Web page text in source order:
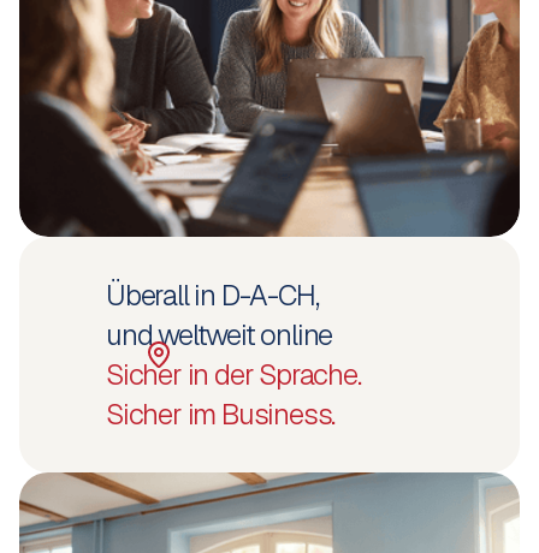
Überall in D-A-CH,
und weltweit online
Sicher in der Sprache.
Sicher im Business.